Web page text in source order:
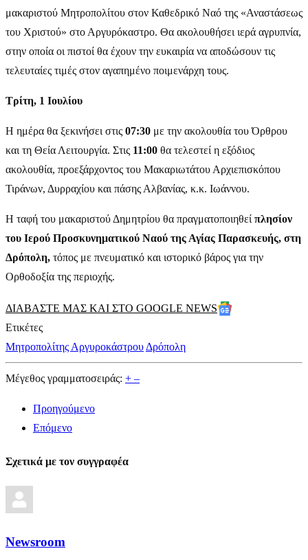
μακαριστού Μητροπολίτου στον Καθεδρικό Ναό της «Αναστάσεως
του Χριστού» στο Αργυρόκαστρο. Θα ακολουθήσει ιερά αγρυπνία,
στην οποία οι πιστοί θα έχουν την ευκαιρία να αποδώσουν τις
τελευταίες τιμές στον αγαπημένο ποιμενάρχη τους.
Τρίτη, 1 Ιουλίου
Η ημέρα θα ξεκινήσει στις 07:30 με την ακολουθία του Όρθρου
και τη Θεία Λειτουργία. Στις 11:00 θα τελεστεί η εξόδιος
ακολουθία, προεξάρχοντος του Μακαριωτάτου Αρχιεπισκόπου
Τιράνων, Δυρραχίου και πάσης Αλβανίας, κ.κ. Ιωάννου.
Η ταφή του μακαριστού Δημητρίου θα πραγματοποιηθεί πλησίον
του Ιερού Προσκυνηματικού Ναού της Αγίας Παρασκευής, στη
Δρόπολη, τόπος με πνευματικό και ιστορικό βάρος για την
Ορθοδοξία της περιοχής.
ΔΙΑΒΑΣΤΕ ΜΑΣ ΚΑΙ ΣΤΟ GOOGLE NEWS
Ετικέτες
Μητροπολίτης Αργυροκάστρου Δρόπολη
Μέγεθος γραμματοσειράς: + –
Προηγούμενο
Επόμενο
Σχετικά με τον συγγραφέα
Newsroom